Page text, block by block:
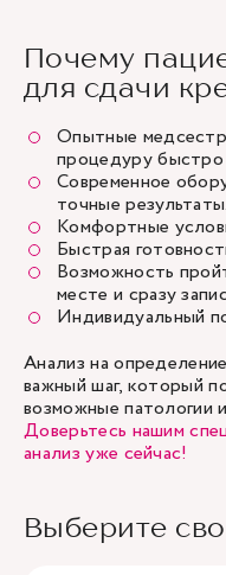
Почему
для сдачи
Опытные
процедуру
Современное
точные результаты.
Комфортные
Быстрая
Возможность
месте и сразу
Индивидуальный
Анализ на
важный шаг, который
возможные патологии
Доверьтесь нашим
анализ уже сейчас!
Выберите